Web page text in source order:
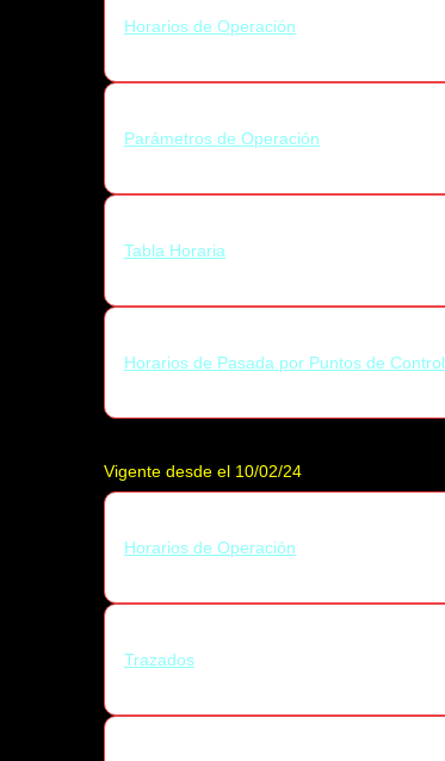
Horarios de Operación
Parámetros de Operación
Tabla Horaria
Horarios de Pasada por Puntos de Control
Vigente desde el 10/02/24
Horarios de Operación
Trazados